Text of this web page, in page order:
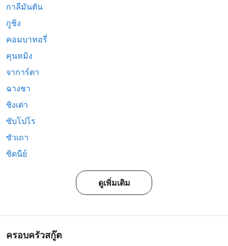
กาลีมันตัน
กูชิง
คอมบาทอรี่
คุนหมิง
จาการ์ตา
ฉางชา
ชิงเต่า
ซับโปโร
ซัวเถา
ซิดนีย์
ดูเพิ่มเติม
ครอบครัวสกู๊ต